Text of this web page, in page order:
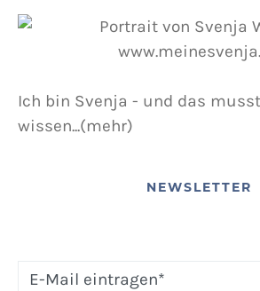
Ich bin Svenja - und das
wissen...(mehr)
NEWSLETTER